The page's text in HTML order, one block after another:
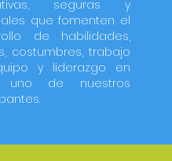
seguras y
que fomenten el
de habilidades,
costumbres, trabajo
y liderazgo en
uno de nuestros